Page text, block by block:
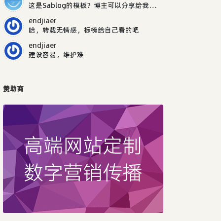
这是Sablog的模板？博主可以分享给我吗，谢谢
endjiaer
哈，转载无情感，标榜给自己看的吧
endjiaer
建设容易，维护难
赞助商